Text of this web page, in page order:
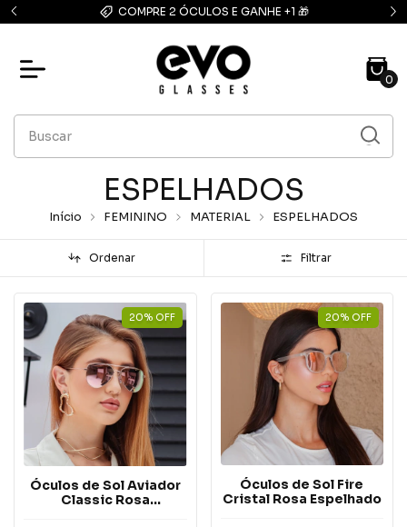
FRETE GRÁTIS: compras acima de R$139,90
0
ESPELHADOS
Início FEMININO MATERIAL ESPELHADOS
Ordenar Filtrar
20% OFF
Óculos de Sol Aviador
Classic Rosa
20% OFF
Óculos de Sol Fire
Cristal Rosa Espelhado